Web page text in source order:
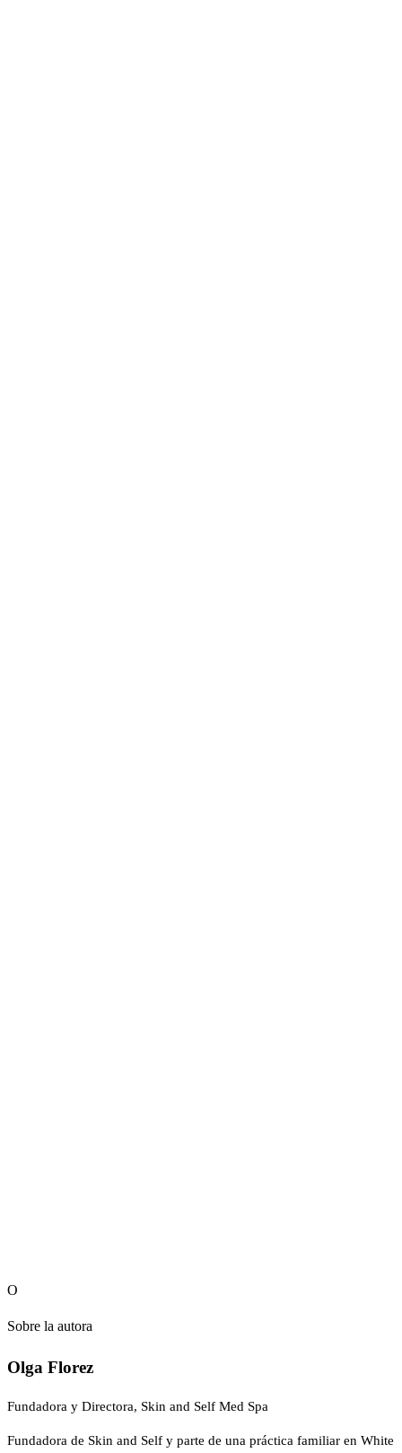
O
Sobre la autora
Olga Florez
Fundadora y Directora, Skin and Self Med Spa
Fundadora de Skin and Self y parte de una práctica familiar en White